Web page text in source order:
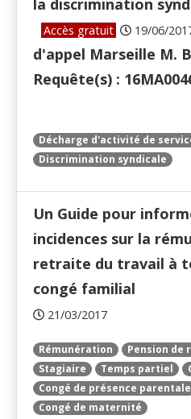
la discrimination
Accès gratuit 19/06/
d'appel Marseille M.
Requête(s) :
Décharge d'activité de
Discrimination syndicale
Un Guide pour
incidences sur la
retraite du travail à
congé familial
21/03/2017
Rémunération Pension de
Stagiaire
Temps partiel
Congé de présence parentale
Congé de maternité